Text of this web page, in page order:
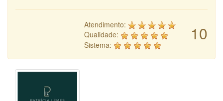
10
Atendimento:
Qualidade:
Sistema: